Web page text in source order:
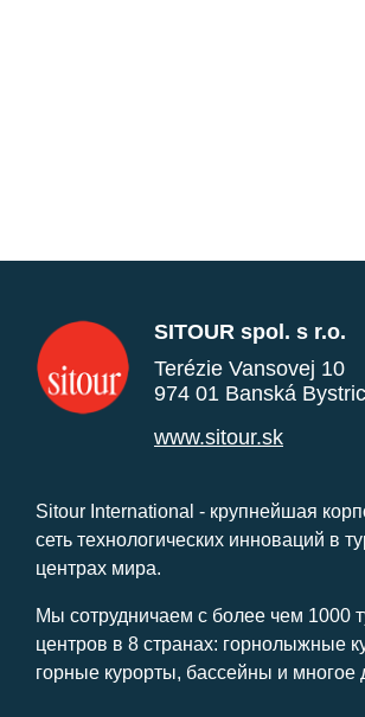
SITOUR spol. s r.o.
Terézie Vansovej 10
974 01 Banská
www.sitour.sk
Sitour International - крупнейшая
сеть технологических инноваций в
центрах мира.
Мы сотрудничаем с более чем 1000
центров в 8 странах: горнолыжные
горные курорты, бассейны и многое